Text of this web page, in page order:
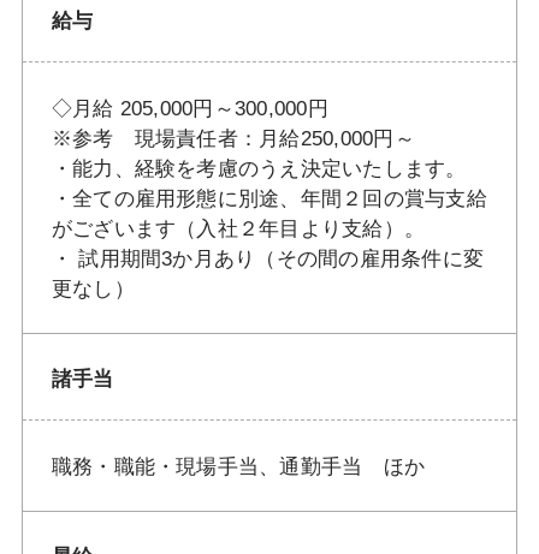
給与
◇月給 205,000円～300,000円
※参考 現場責任者：月給250,000円～
・能力、経験を考慮のうえ決定いたします。
・全ての雇用形態に別途、年間２回の賞与支給
がございます（入社２年目より支給）。
・ 試用期間3か月あり（その間の雇用条件に変
更なし）
諸手当
職務・職能・現場手当、通勤手当 ほか